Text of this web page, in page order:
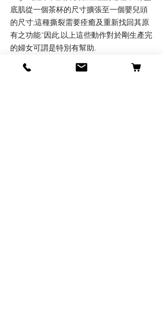
底肌從一個茶杯的尺寸擴張至一個嬰兒頭
的尺寸;這種撕裂需要痊癒及重新找回其原
有之功能.”因此,以上這些動作對於剛生產完
的婦女可謂是特別有幫助.
及早預防保持骨盆底肌的健康是很重要的;